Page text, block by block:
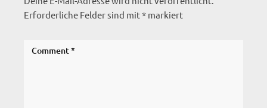
Erforderliche Felder sind mit* markiert